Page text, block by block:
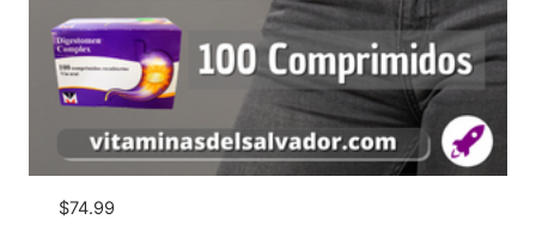
$74.99